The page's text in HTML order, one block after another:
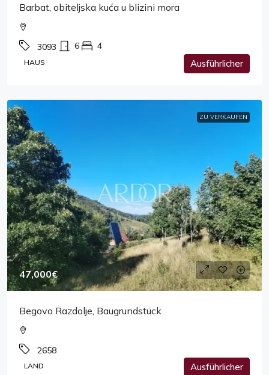
Barbat, obiteljska kuća u blizini mora
3093 6 4
HAUS Ausführlicher
ZU VERKAUFEN
47,000€
Begovo Razdolje, Baugrundstück
2658
LAND Ausführlicher